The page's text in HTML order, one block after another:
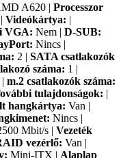
A620 | Processzor
Videókártya: |
VGA: Nem | D-SUB:
Nincs |
2 | SATA csatlakozók
száma: 1 |
m.2 csatlakozók száma:
tulajdonságok: |
hangkártya: Van |
Nincs |
Mbit/s | Vezeték
vezérlő: Van |
Mini-ITX | Alaplap